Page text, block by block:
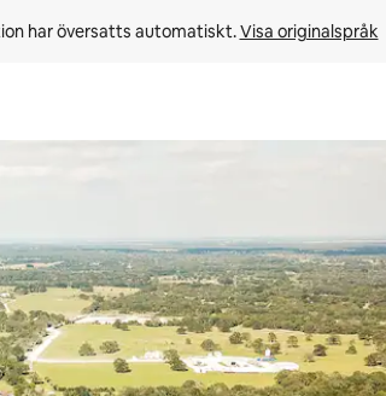
har översatts automatiskt. Visa originalspråk